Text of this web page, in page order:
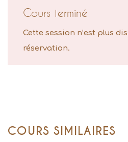
Cours terminé
Cette session n’est plus
réservation.
COURS SIMILAIRES